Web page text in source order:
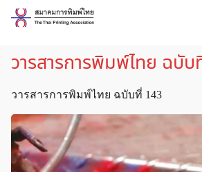
Skip
for:
วารสารการพิมพ์ไทย ฉบับ
วารสารการพิมพ์ไทย ฉบับที่ 143